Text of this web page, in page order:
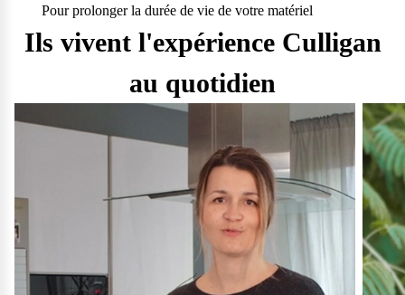
Pour prolonger la durée de vie de votre matériel
Ils vivent l'expérience Culligan
au quotidien